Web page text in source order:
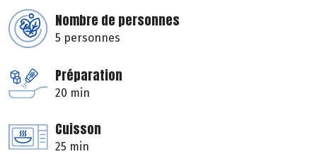
Nombre de personnes
5 personnes
Préparation
20 min
Cuisson
25 min